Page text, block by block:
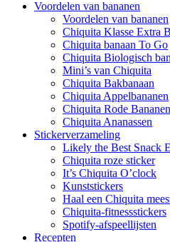
Voordelen van bananen
Voordelen van bananen
Chiquita Klasse Extra
Chiquita banaan To Go
Chiquita Biologisch
Mini’s van Chiquita
Chiquita Bakbanaan
Chiquita Appelbananen
Chiquita Rode Bananen
Chiquita Ananassen
Stickerverzameling
Likely the Best Snack
Chiquita roze sticker
It’s Chiquita O’clock
Kunststickers
Haal een Chiquita
Chiquita-fitnessstickers
Spotify-afspeellijsten
Recepten